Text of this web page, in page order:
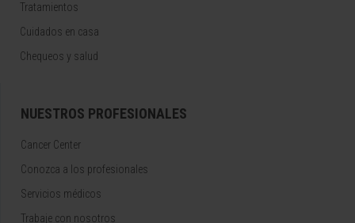
Tratamientos
Cuidados en casa
Chequeos y salud
NUESTROS PROFESIONALES
Cancer Center
Conozca a los profesionales
Servicios médicos
Trabaje con nosotros